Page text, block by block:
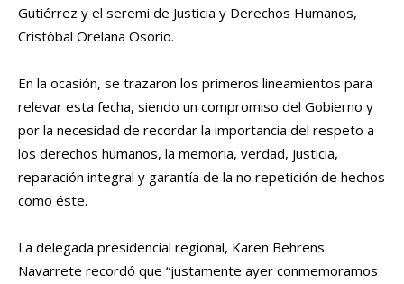
Gutiérrez y el seremi de Justicia y Derechos Humanos,
Cristóbal Orelana Osorio.
En la ocasión, se trazaron los primeros lineamientos para
relevar esta fecha, siendo un compromiso del Gobierno y
por la necesidad de recordar la importancia del respeto a
los derechos humanos, la memoria, verdad, justicia,
reparación integral y garantía de la no repetición de hechos
como éste.
La delegada presidencial regional, Karen Behrens
Navarrete recordó que “justamente ayer conmemoramos